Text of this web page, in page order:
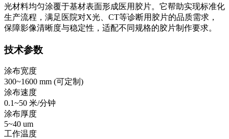
光材料均匀涂覆于基材表面形成医用胶片。它帮助实现标准化
生产流程，满足医院对X光、CT等诊断用胶片的品质需求，
保障影像清晰度与稳定性，适配不同规格的胶片制作要求。
技术参数
涂布宽度
300~1600 mm (可定制 )
涂布速度
0.1~50 米/分钟
涂布厚度
5~40 um
工作温度